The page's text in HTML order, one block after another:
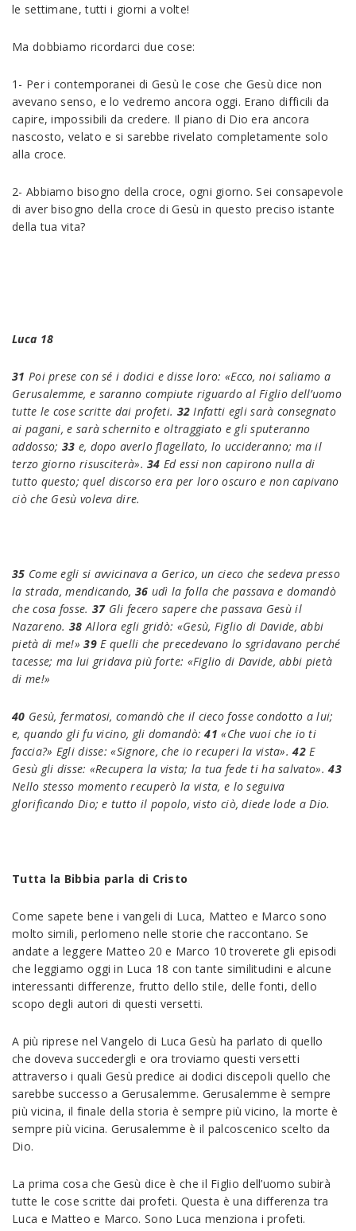
le settimane, tutti i giorni a volte!
Ma dobbiamo ricordarci due cose:
1- Per i contemporanei di Gesù le cose che Gesù dice non
avevano senso, e lo vedremo ancora oggi. Erano difficili da
capire, impossibili da credere. Il piano di Dio era ancora
nascosto, velato e si sarebbe rivelato completamente solo
alla croce.
2- Abbiamo bisogno della croce, ogni giorno. Sei consapevole
di aver bisogno della croce di Gesù in questo preciso istante
della tua vita?
Luca 18
31 Poi prese con sé i dodici e disse loro: «Ecco, noi saliamo a
Gerusalemme, e saranno compiute riguardo al Figlio dell’uomo
tutte le cose scritte dai profeti. 32Infatti egli sarà consegnato
ai pagani, e sarà schernito e oltraggiato e gli sputeranno
addosso; 33 e, dopo averlo flagellato, lo uccideranno; ma il
terzo giorno risusciterà».34Ed essi non capirono nulla di
tutto questo; quel discorso era per loro oscuro e non capivano
ciò che Gesù voleva dire.
35 Come egli si avvicinava a Gerico, un cieco che sedeva presso
la strada, mendicando, 36 udì la folla che passava e domandò
che cosa fosse. 37 Gli fecero sapere che passava Gesù il
Nazareno. 38Allora egli gridò: «Gesù, Figlio di Davide, abbi
pietà di me!»39E quelli che precedevano lo sgridavano perché
tacesse; ma lui gridava più forte: «Figlio di Davide, abbi pietà
di me!»
40 Gesù, fermatosi, comandò che il cieco fosse condotto a lui;
e, quando gli fu vicino, gli domandò:41«Che vuoi che io ti
faccia?» Egli disse: «Signore, che io recuperi la vista».42E
Gesù gli disse: «Recupera la vista; la tua fede ti ha salvato».43
Nello stesso momento recuperò la vista, e lo seguiva
glorificando Dio; e tutto il popolo, visto ciò, diede lode a Dio.
Tutta la Bibbia parla di Cristo
Come sapete bene i vangeli di Luca, Matteo e Marco sono
molto simili, perlomeno nelle storie che raccontano. Se
andate a leggere Matteo 20 e Marco 10 troverete gli episodi
che leggiamo oggi in Luca 18 con tante similitudini e alcune
interessanti differenze, frutto dello stile, delle fonti, dello
scopo degli autori di questi versetti.
A più riprese nel Vangelo di Luca Gesù ha parlato di quello
che doveva succedergli e ora troviamo questi versetti
attraverso i quali Gesù predice ai dodici discepoli quello che
sarebbe successo a Gerusalemme. Gerusalemme è sempre
più vicina, il finale della storia è sempre più vicino, la morte è
sempre più vicina. Gerusalemme è il palcoscenico scelto da
Dio.
La prima cosa che Gesù dice è che il Figlio dell’uomo subirà
tutte le cose scritte dai profeti. Questa è una differenza tra
Luca e Matteo e Marco. Sono Luca menziona i profeti.